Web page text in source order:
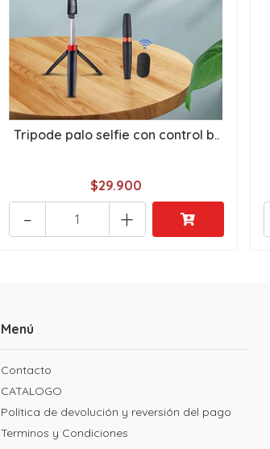
Tripode palo selfie con control b..
$29.900
+
-
Menú
Contacto
CATALOGO
Política de devolución y reversión del pago
Terminos y Condiciones